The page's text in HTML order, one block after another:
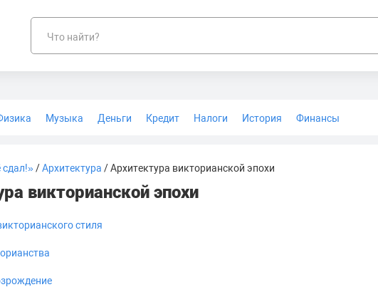
Что найти?
Музыка Деньги Кредит Налоги История
Финансы
сдал!»/Архитектура / Архитектура викторианской эпохи
викторианской эпохи
стиля